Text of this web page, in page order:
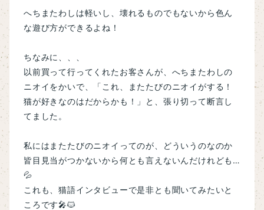
へちまたわしは軽いし、壊れるものでもないから色ん
な遊び方ができるよね！
ちなみに、、、
以前買って行ってくれたお客さんが、へちまたわしの
ニオイをかいで、「これ、またたびのニオイがする！
猫が好きなのはだからかも！」と、張り切って断言し
てました。
私にはまたたびのニオイってのが、どういうのなのか
皆目見当がつかないから何とも言えないんだけれども…
💦
これも、猫語インタビューで是非とも聞いてみたいと
ころです🎤🐱